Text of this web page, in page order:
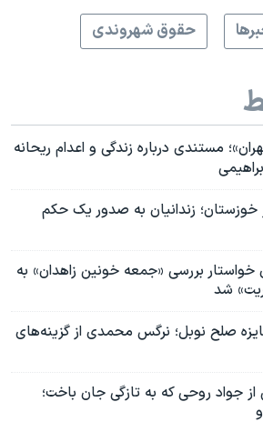
حقوق شهروندی
مستندی درباره زندگی و اعدام ریحانه
خوزستان؛ زندانیان به صدور یک حکم
خواستار بررسی «جمعه خونین زاهدان» به
شد
جایزه صلح نوبل؛ نرگس محمدی از گزینه‌های
جواد روحی که به تازگی جان باخت؛